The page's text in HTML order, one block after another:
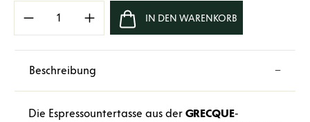
Produkt Anzahl: Gib den gewünschten
IN DEN WARENKORB
Beschreibung
Die Espressountertasse aus der GRECQUE-